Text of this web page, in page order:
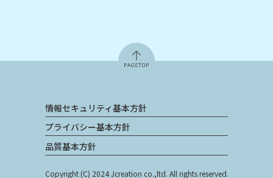
情報セキュリティ基本方針
プライバシー基本方針
品質基本方針
Copyright (C) 2024 Jcreation co.,ltd. All rights reserved.